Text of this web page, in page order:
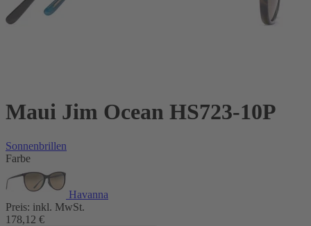
Maui Jim Ocean HS723-10P
Sonnenbrillen
Farbe
Havanna
Preis: inkl. MwSt.
178,12 €